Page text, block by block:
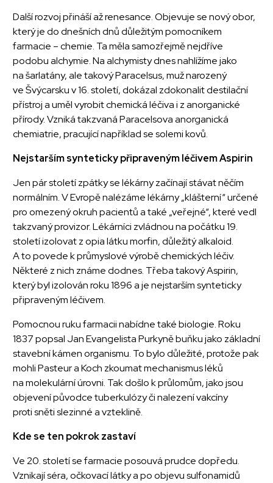
Další rozvoj přináší až renesance. Objevuje se nový obor,
který je do dnešních dnů důležitým pomocníkem
farmacie – chemie. Ta měla samozřejmě nejdříve
podobu alchymie. Na alchymisty dnes nahlížíme jako
na šarlatány, ale takový Paracelsus, muž narozený
ve Švýcarsku v 16. století, dokázal zdokonalit destilační
přístroj a uměl vyrobit chemická léčiva i z anorganické
přírody. Vzniká takzvaná Paracelsova anorganická
chemiatrie, pracující například se solemi kovů.
Nejstarším synteticky připraveným léčivem Aspirin
Jen pár století zpátky se lékárny začínají stávat něčím
normálním. V Evropě nalézáme lékárny „klášterní“ určené
pro omezený okruh pacientů a také „veřejné“, které vedl
takzvaný provizor. Lékárníci zvládnou na počátku 19.
století izolovat z opia látku morfin, důležitý alkaloid.
A to povede k průmyslové výrobě chemických léčiv.
Některé z nich známe dodnes. Třeba takový Aspirin,
který byl izolován roku 1896 a je nejstarším synteticky
připraveným léčivem.
Pomocnou ruku farmacii nabídne také biologie. Roku
1837 popsal Jan Evangelista Purkyně buňku jako základní
stavební kámen organismu. To bylo důležité, protože pak
mohli Pasteur a Koch zkoumat mechanismus léků
na molekulární úrovni. Tak došlo k průlomům, jako jsou
objevení původce tuberkulózy či nalezení vakcíny
proti sněti slezinné a vzteklině.
Kde se ten pokrok zastaví
Ve 20. století se farmacie posouvá prudce dopředu.
Vznikají séra, očkovací látky a po objevu sulfonamidů